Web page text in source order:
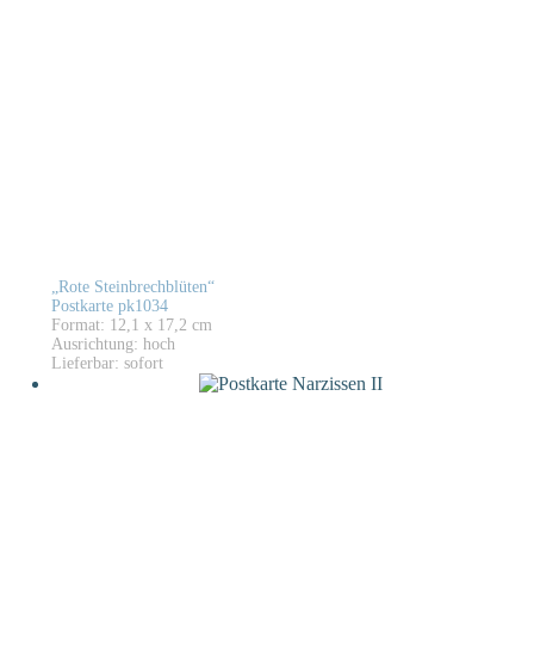
„Rote Steinbrechblüten“
Postkarte pk1034
Format: 12,1 x 17,2 cm
Ausrichtung: hoch
Lieferbar: sofort